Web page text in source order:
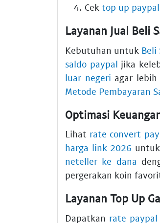
Cek top up
Layanan Jual Beli
Kebutuhan untuk Beli
saldo paypal jika
luar negeri agar lebih
Metode Pembayaran
Optimasi
Lihat rate convert
harga link 2026
neteller ke dana
pergerakan koin
Layanan Top Up
Dapatkan rate